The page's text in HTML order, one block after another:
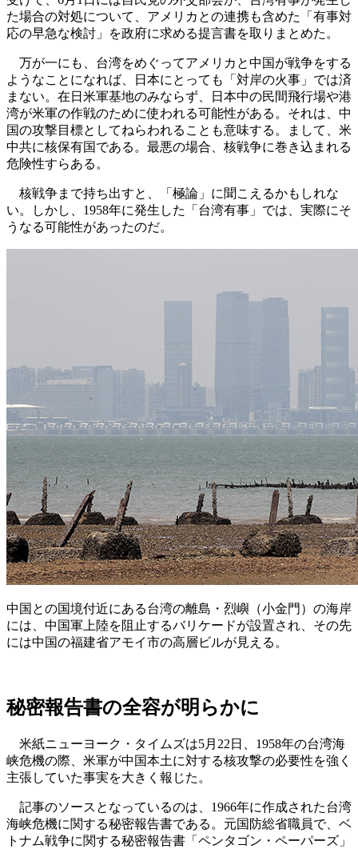
た場合の対処について、アメリカとの連携も含めた「有事対
応の早急な検討」を政府に求める提言書を取りまとめた。
万が一にも、台湾をめぐってアメリカと中国が戦争をする
ようなことになれば、日本にとっても「対岸の火事」では済
まない。在日米軍基地のみならず、日本中の民間飛行場や港
湾が米軍の作戦のために使われる可能性がある。それは、中
国の攻撃目標としてねらわれることも意味する。まして、米
中共に核保有国である。最悪の場合、核戦争に巻き込まれる
危険性すらある。
核戦争まで持ち出すと、「極論」に聞こえるかもしれな
い。しかし、1958年に発生した「台湾有事」では、実際にそ
うなる可能性があったのだ。
中国との国境付近にある台湾の離島・烈嶼（小金門）の海岸
には、中国軍上陸を阻止するバリケードが設置され、その先
には中国の福建省アモイ市の高層ビルが見える。
秘密報告書の全容が明らかに
米紙ニューヨーク・タイムズは5月22日、1958年の台湾海
峡危機の際、米軍が中国本土に対する核攻撃の必要性を強く
主張していた事実を大きく報じた。
記事のソースとなっているのは、1966年に作成された台湾
海峡危機に関する秘密報告書である。元国防総省職員で、ベ
トナム戦争に関する秘密報告書「ペンタゴン・ペーパーズ」